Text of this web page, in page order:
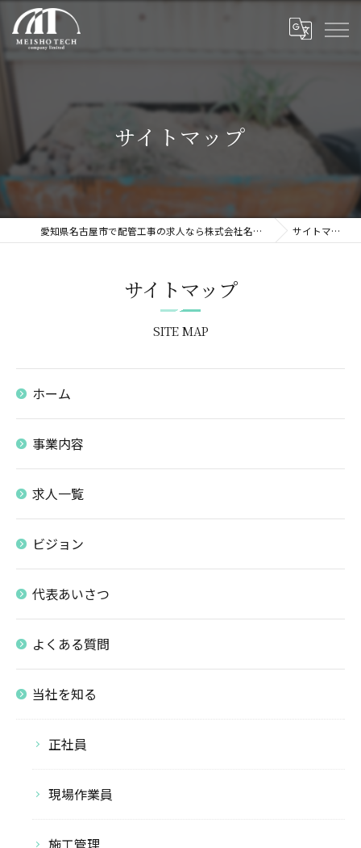
サイトマップ
愛知県名古屋市で配管工事の求人なら株式会社名翔テック サイトマップ
SITE MAP
サイトマップ
ホーム
事業内容
求人一覧
ビジョン
代表あいさつ
よくある質問
当社を知る
正社員
現場作業員
施工管理